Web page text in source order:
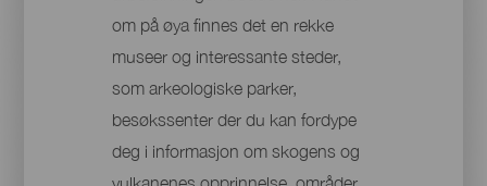
om på øya finnes det en rekke
museer og interessante steder,
som arkeologiske parker,
besøkssenter der du kan fordype
deg i informasjon om skogens og